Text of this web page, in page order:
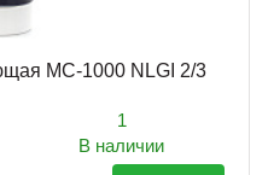
МС-1000 NLGI 2/3
1
В наличии